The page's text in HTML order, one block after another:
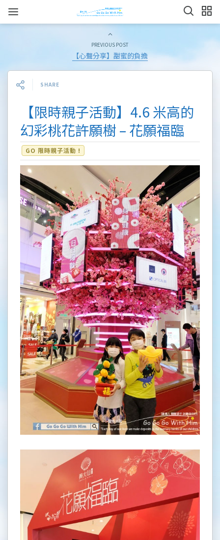
PREVIOUS POST
【心聲分享】甜蜜的負擔
SHARE
【限時親子活動】4.6 米高的
幻彩桃花許願樹 – 花願福臨
GO 限時親子活動 !